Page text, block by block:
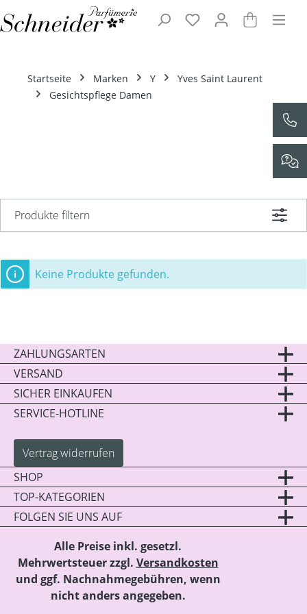
Zum Hauptinhalt springen
Startseite Marken Y
Yves Saint Laurent
Gesichtspflege Damen
Produkte filtern
Keine Produkte gefunden.
ZAHLUNGSARTEN
VERSAND
SICHER EINKAUFEN
SERVICE-HOTLINE
Vertrag widerrufen
SHOP
TOP-KATEGORIEN
FOLGEN SIE UNS AUF
Alle Preise inkl. gesetzl.
Mehrwertsteuer zzgl. Versandkosten
und ggf. Nachnahmegebühren, wenn
nicht anders angegeben.